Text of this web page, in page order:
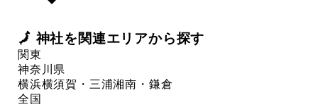
🗾神社を関連エリアから探す
関東
神奈川県
横浜横須賀・三浦湘南・鎌倉
全国